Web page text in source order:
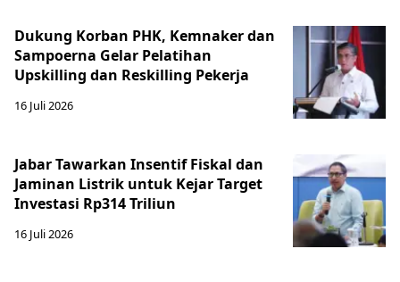
Dukung Korban PHK, Kemnaker dan
Sampoerna Gelar Pelatihan
Upskilling dan Reskilling Pekerja
16 Juli 2026
Jabar Tawarkan Insentif Fiskal dan
Jaminan Listrik untuk Kejar Target
Investasi Rp314 Triliun
16 Juli 2026